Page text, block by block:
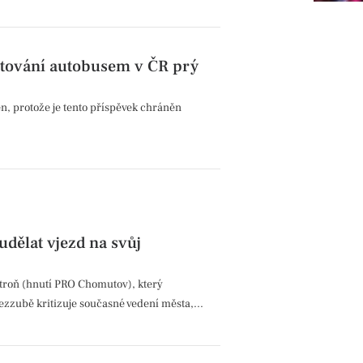
autobusem v ČR prý
protože je tento příspěvek chráněn
vjezd na svůj
(hnutí PRO Chomutov), který
kritizuje současné vedení města,...